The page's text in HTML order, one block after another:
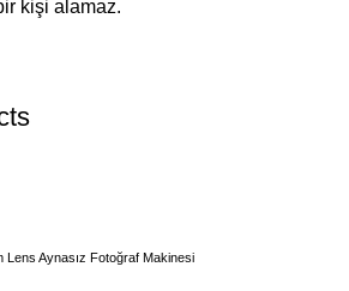
kişi alamaz.
Lens Aynasız Fotoğraf Makinesi